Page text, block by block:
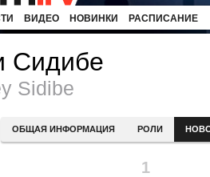
ВИДЕО НОВИНКИ РАСПИСАНИЕ
Сидибе
Sidibe
ОБЩАЯ ИНФОРМАЦИЯ РОЛИ
1